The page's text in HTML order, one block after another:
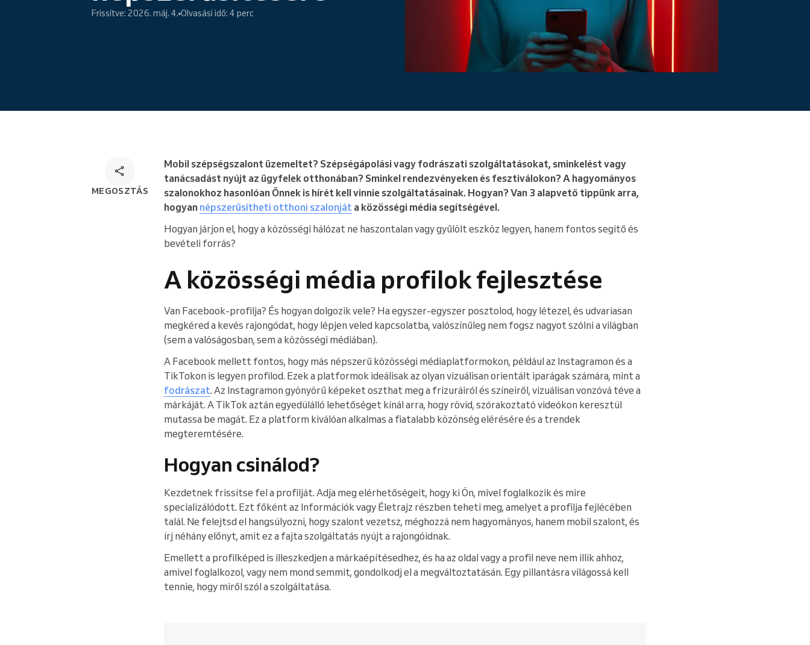
Online foglalás
Egy vállalatot működtet
Bővebben
Frissítve: 2026. máj. 4. Olvasási idő: 4 perc
MEGOSZTÁS
Mobil szépségszalont üzemeltet? Szépségápolási vagy fodrászati szolgáltatásokat, sminkelést vagy
tanácsadást nyújt az ügyfelek otthonában? Sminkel rendezvényeken és fesztiválokon? A hagyományos
szalonokhoz hasonlóan Önnek is hírét kell vinnie szolgáltatásainak. Hogyan? Van 3 alapvető tippünk arra,
hogyan népszerűsítheti otthoni szalonját a közösségi média segítségével.
Hogyan járjon el, hogy a közösségi hálózat ne haszontalan vagy gyűlölt eszköz legyen, hanem fontos segítő és
bevételi forrás?
A közösségi média profilok fejlesztése
Van Facebook-profilja? És hogyan dolgozik vele? Ha egyszer-egyszer posztolod, hogy létezel, és udvariasan
megkéred a kevés rajongódat, hogy lépjen veled kapcsolatba, valószínűleg nem fogsz nagyot szólni a világban
(sem a valóságosban, sem a közösségi médiában).
A Facebook mellett fontos, hogy más népszerű közösségi médiaplatformokon, például az Instagramon és a
TikTokon is legyen profilod. Ezek a platformok ideálisak az olyan vizuálisan orientált iparágak számára, mint a
fodrászat. Az Instagramon gyönyörű képeket oszthat meg a frizuráiról és színeiről, vizuálisan vonzóvá téve a
márkáját. A TikTok aztán egyedülálló lehetőséget kínál arra, hogy rövid, szórakoztató videókon keresztül
mutassa be magát. Ez a platform kiválóan alkalmas a fiatalabb közönség elérésére és a trendek
megteremtésére.
Hogyan csinálod?
Kezdetnek frissítse fel a profilját. Adja meg elérhetőségeit, hogy ki Ön, mivel foglalkozik és mire
specializálódott. Ezt főként az Információk vagy Életrajz részben teheti meg, amelyet a profilja fejlécében
talál. Ne felejtsd el hangsúlyozni, hogy szalont vezetsz, méghozzá nem hagyományos, hanem mobil szalont, és
írj néhány előnyt, amit ez a fajta szolgáltatás nyújt a rajongóidnak.
Emellett a profilképed is illeszkedjen a márkaépítésedhez, és ha az oldal vagy a profil neve nem illik ahhoz,
amivel foglalkozol, vagy nem mond semmit, gondolkodj el a megváltoztatásán. Egy pillantásra világossá kell
tennie, hogy miről szól a szolgáltatása.